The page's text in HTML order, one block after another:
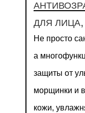
ДЛЯ ЛИЦА,
Не просто
а
защиты от
морщинки и
кожи,